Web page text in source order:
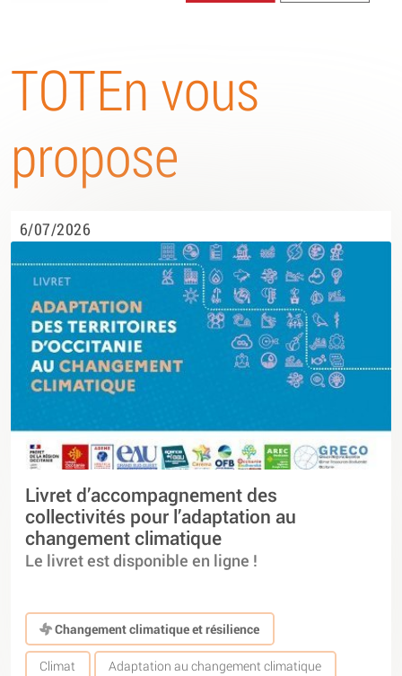
TOTEn vous
propose
6/07/2026
Livret d’accompagnement des
collectivités pour l’adaptation au
changement climatique
Le livret est disponible en ligne !
Changement climatique et résilience
Climat Adaptation au changement climatique